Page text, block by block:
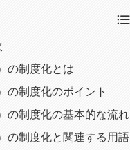
の制度化とは
の制度化のポイント
の制度化の基本的な流れ
の制度化と関連する用語